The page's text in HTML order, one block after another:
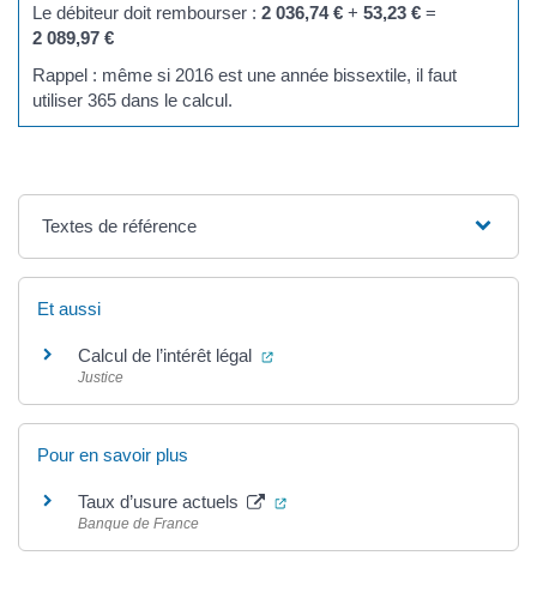
Le débiteur doit rembourser :2 036,74 € +53,23 € =
2 089,97 €
Rappel : même si 2016 est une année bissextile, il faut
utiliser 365 dans le calcul.
Textes de référence
Et aussi
Calcul de l’intérêt légal (ouverture dans un nouvel onglet)
Justice
Pour en savoir plus
Taux d’usure actuels (ouverture dans un nouvel
Banque de France